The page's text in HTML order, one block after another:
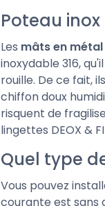
Poteau
Les mâts en métal
inoxydable 316,
rouille. De ce fait,
chiffon doux
risquent de
lingettes DEOX &
Quel type
Vous pouvez
courante est sans